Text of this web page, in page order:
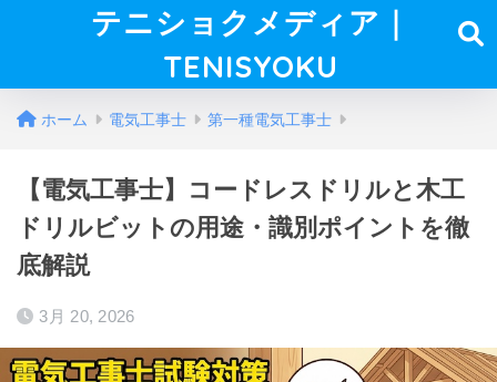
テニショクメディア｜
TENISYOKU
ホーム 電気工事士 第一種電気工事士
【電気工事士】コードレスドリルと木工
ドリルビットの用途・識別ポイントを徹
底解説
3月 20, 2026